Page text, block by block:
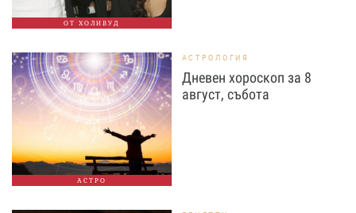
ОТ ХОЛИВУД
АСТРО
АСТРОЛОГИЯ
Дневен хороскоп за 8
август, събота